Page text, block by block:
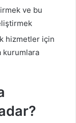
ve bu
hizmetler için
kurumlara